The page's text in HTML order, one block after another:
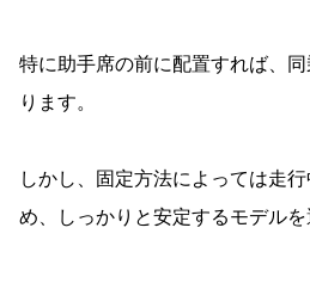
特に助手席の前に配置すれば、
ります。
しかし、固定方法によっては走
め、しっかりと安定するモデルを